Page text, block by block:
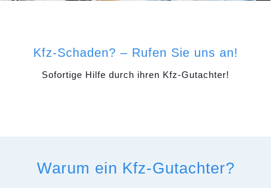
Kfz-Schaden? – Rufen Sie uns an!
Sofortige Hilfe durch ihren Kfz-Gutachter!
Warum ein Kfz-Gutachter?